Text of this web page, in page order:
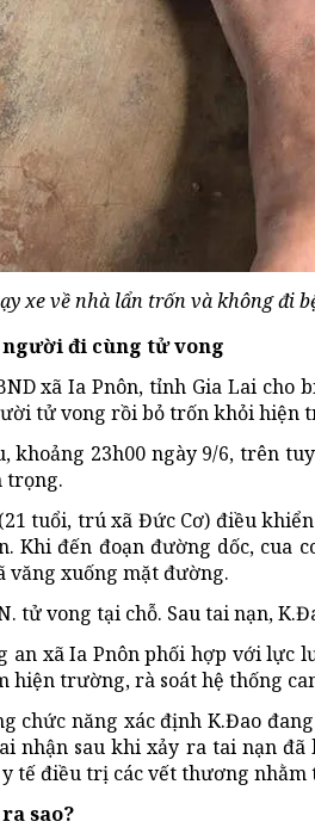
xe về nhà lẩn trốn và không đi
đi cùng tử vong
xã Ia Pnôn, tỉnh Gia Lai
tử vong rồi bỏ trốn khỏi hiện
khoảng 23h00 ngày 9/6, trên
trọng.
tuổi, trú xã Đức Cơ) điều
Khi đến đoạn đường dốc, cua
văng xuống mặt đường.
tử vong tại chỗ. Sau tai nạn,
an xã Ia Pnôn phối hợp với lực
hiện trường, rà soát hệ thống
chức năng xác định K.Đao
nhận sau khi xảy ra tai nạn
tế điều trị các vết thương
sao?